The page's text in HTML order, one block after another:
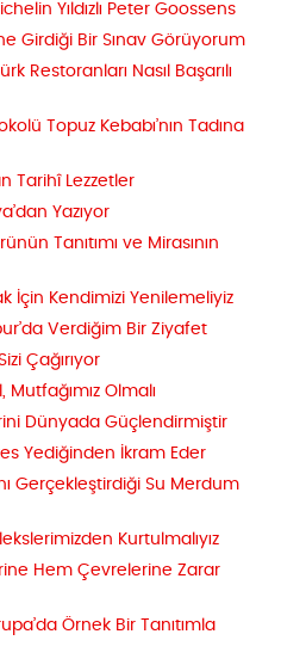
Yıldızlı Peter Goossens
Girdiği Bir Sınav Görüyorum
Restoranları Nasıl Başarılı
Topuz Kebabı’nın Tadına
Tarihî Lezzetler
Yazıyor
Tanıtımı ve Mirasının
İçin Kendimizi Yenilemeliyiz
Verdiğim Bir Ziyafet
Çağırıyor
Olmalı
Dünyada Güçlendirmiştir
Yediğinden İkram Eder
Gerçekleştirdiği Su Merdum
Kurtulmalıyız
Hem Çevrelerine Zarar
Örnek Bir Tanıtımla